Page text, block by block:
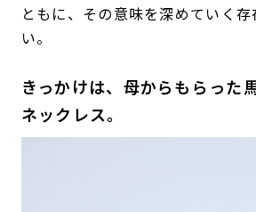
ともに、その意味を深めていく
い。
きっかけは、母からもらった
ネックレス。